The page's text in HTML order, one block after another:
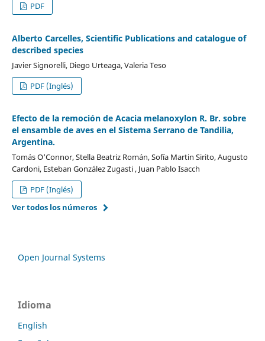
PDF
Alberto Carcelles, Scientific Publications and catalogue of
described species
Javier Signorelli, Diego Urteaga, Valeria Teso
PDF (Inglés)
Efecto de la remoción de Acacia melanoxylon R. Br. sobre
el ensamble de aves en el Sistema Serrano de Tandilia,
Argentina.
Tomás O'Connor, Stella Beatriz Román, Sofía Martin Sirito, Augusto
Cardoni, Esteban González Zugasti , Juan Pablo Isacch
PDF (Inglés)
Ver todos los números
Open Journal Systems
Idioma
English